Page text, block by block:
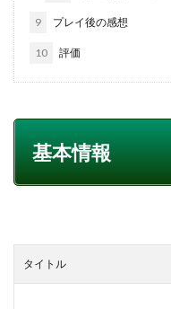
9 プレイ後の感想
10 評価
基本情報
タイトル